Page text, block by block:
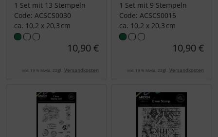
1 Set mit 13 Stempeln
Code: ACSCS0030
ca. 10,2 x 20,3 cm
10,90 €
inkl. 19 % MwSt. zzgl. Versandkosten
1 Set mit 9 Stempeln
Code: ACSCS0015
ca. 10,2 x 20,3 cm
10,90 €
inkl. 19 % MwSt. zzgl. Versandkosten